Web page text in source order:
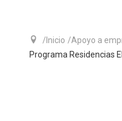
Inicio Apoyo a
Programa Residencias